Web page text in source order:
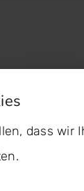
dass wir